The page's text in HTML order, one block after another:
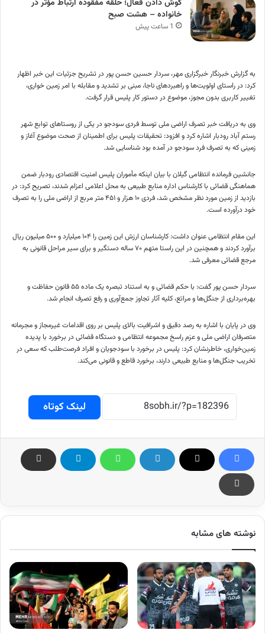
گوش دادن فعال؛ حلقه مفقوده ارتباط مؤثر در
خانواده – هشت صبح
1 ساعت پیش
به گزارش خبرنگار خبرگزاری مهر، سردار حسین حسن پور در تشریح جزئیات این خبر اظهار
کرد: در راستای اولویت‌ها و راهبردهای ناجا، مبنی بر تشدید و مقابله با امر زمین خواری،
تغییر کاربری بدون مجوز، موضوع در دستور کار پلیس قرار گرفت.
وی به دریافت خبر تصرف اراضی ملی توسط فردی سودجو در یکی از روستاهای توابع شهر
رستم آباد رودبار اشاره کرد و افزود: تحقیقات پلیس برای اطمینان از صحت موضوع آغاز و
زمینی که به تصرف فرد سودجو در آمده بود شناسایی شد.
جانشین فرمانده انتظامی گیلان با بیان اینکه مأموران پلیس امنیت اقتصادی رودبار ضمن
هماهنگی قضائی با کارشناس اداره منابع طبیعی به محل اعلامی اعزام شدند، تصریح کرد: در
بازدید از زمین مورد نظر مشخص شد، فردی ۱۰ هزار و ۴۵۱ متر مربع از اراضی ملی را به تصرف
خود درآورده است.
این مقام انتظامی عنوان داشت: کارشناسان ارزش این زمین را ۱۰۴ میلیارد و ۵۰۰ میلیون ریال
برآورد کردند و همچنین در این راستا متهم ۷۰ ساله دستگیر و برای سیر مراحل قانونی به
مرجع قضائی معرفی شد.
سردار حسن پور گفت: با حکم قضائی و به استناد تبصره یک ماده ۵۵ قانون حفاظت و
بهره‌برداری از جنگل‌ها و مراتع، کلیه آثار تجاوز جمع‌آوری و رفع تصرف انجام شد.
وی در پایان با اشاره به رصد دقیق و اشرافیت بالای پلیس بر روی اقدامات غیرمجاز و مجرمانه
متصرفان اراضی ملی و عزم راسخ مجموعه انتظامی و دستگاه قضائی در برخورد با پدیده
زمین‌خواری، خاطرنشان کرد: پلیس در برخورد با سودجویان و افراد فرصت‌طلب که سعی در
تخریب جنگل‌ها و منابع طبیعی دارند، برخورد قاطع و قانونی می‌کند.
لینک کوتاه
نوشته های مشابه